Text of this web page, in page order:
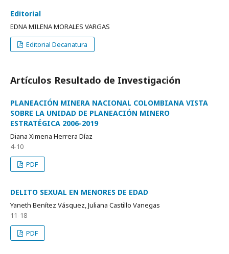
Editorial
EDNA MILENA MORALES VARGAS
Editorial Decanatura
Artículos Resultado de Investigación
PLANEACIÓN MINERA NACIONAL COLOMBIANA VISTA
SOBRE LA UNIDAD DE PLANEACIÓN MINERO
ESTRATÉGICA 2006-2019
Diana Ximena Herrera Díaz
4-10
PDF
DELITO SEXUAL EN MENORES DE EDAD
Yaneth Benítez Vásquez, Juliana Castillo Vanegas
11-18
PDF